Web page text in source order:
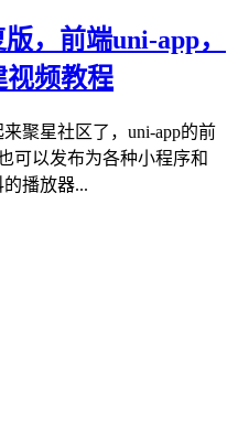
，前端uni-app，
视频教程
聚星社区了，uni-app的前
可以发布为各种小程序和
播放器...